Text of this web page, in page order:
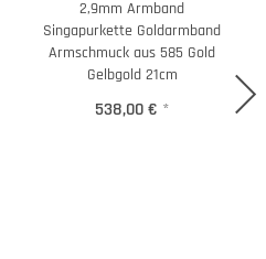
2,9mm Armband
Singapurkette Goldarmband
Armschmuck aus 585 Gold
Gelbgold 21cm
538,00 € *